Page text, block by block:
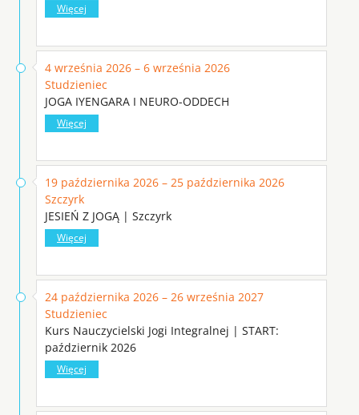
Więcej
4 września 2026 – 6 września 2026
Studzieniec
JOGA IYENGARA I NEURO-ODDECH
Więcej
19 października 2026 – 25 października 2026
Szczyrk
JESIEŃ Z JOGĄ | Szczyrk
Więcej
24 października 2026 – 26 września 2027
Studzieniec
Kurs Nauczycielski Jogi Integralnej | START:
październik 2026
Więcej